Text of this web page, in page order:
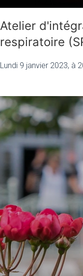
Atelier
respiratoire
Lundi 9 janvier 2023, à